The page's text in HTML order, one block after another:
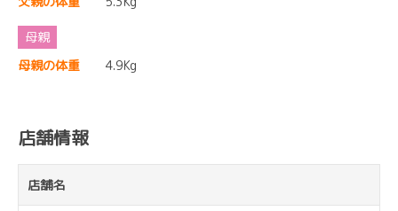
母親の体重 4.9Kg
店舗情報
店舗名